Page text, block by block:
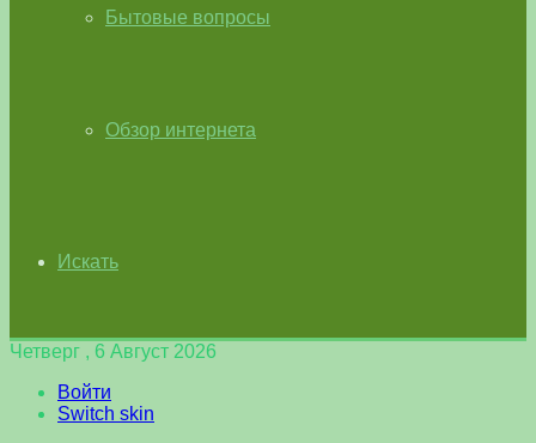
Бытовые вопросы
Обзор интернета
Искать
Четверг , 6 Август 2026
Войти
Switch skin